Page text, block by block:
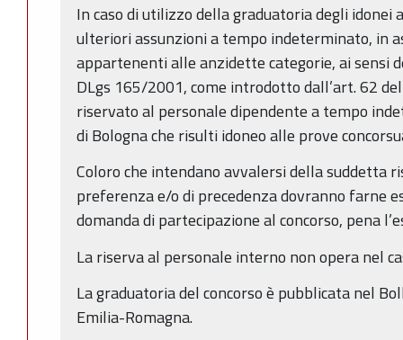
In caso di utilizzo della graduatoria degli idonei
ulteriori assunzioni a tempo indeterminato, in
appartenenti alle anzidette categorie, ai sensi
DLgs 165/2001, come introdotto dall’art. 62
riservato al personale dipendente a tempo
di Bologna che risulti idoneo alle prove
Coloro che intendano avvalersi della suddetta
preferenza e/o di precedenza dovranno farne
domanda di partecipazione al concorso, pena
La riserva al personale interno non opera nel
La graduatoria del concorso è pubblicata nel
Emilia-Romagna.